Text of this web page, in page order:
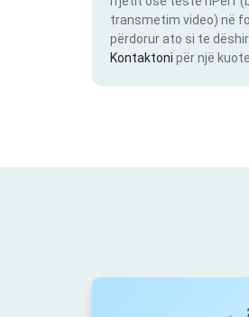
transmetim video) në
përdorur ato si te
Kontaktoni për një kuote.